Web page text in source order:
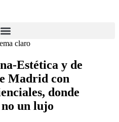
Estética y de
Madrid con
donde
un lujo